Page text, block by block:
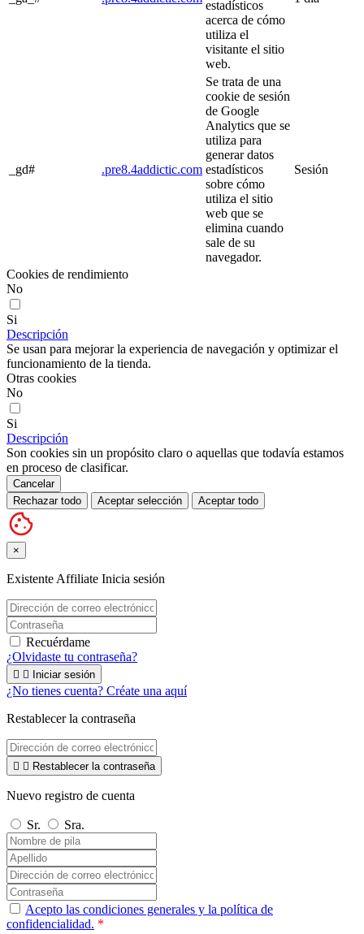
estadísticos
acerca de cómo
utiliza el
visitante el sitio
web.
_gd# .pre8.4addictic.com
Se trata de una
cookie de sesión
de Google
Analytics que se
utiliza para
generar datos
estadísticos
sobre cómo
utiliza el sitio
web que se
elimina cuando
sale de su
navegador.
Sesión
Cookies de rendimiento
No
Si
Descripción
Se usan para mejorar la experiencia de navegación y optimizar el
funcionamiento de la tienda.
Otras cookies
No
Si
Descripción
Son cookies sin un propósito claro o aquellas que todavía estamos
en proceso de clasificar.
Cancelar
Rechazar todo
Aceptar selección Aceptar todo
×
Existente Affiliate Inicia sesión
Recuérdame
¿Olvidaste tu contraseña?
  Iniciar sesión
¿No tienes cuenta? Créate una aquí
Restablecer la contraseña
  Restablecer la contraseña
Nuevo registro de cuenta
Sr. Sra.
Acepto las condiciones generales y la política de
confidencialidad. *